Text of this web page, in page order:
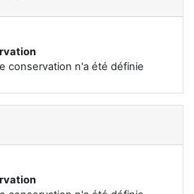
conservation n'a été définie